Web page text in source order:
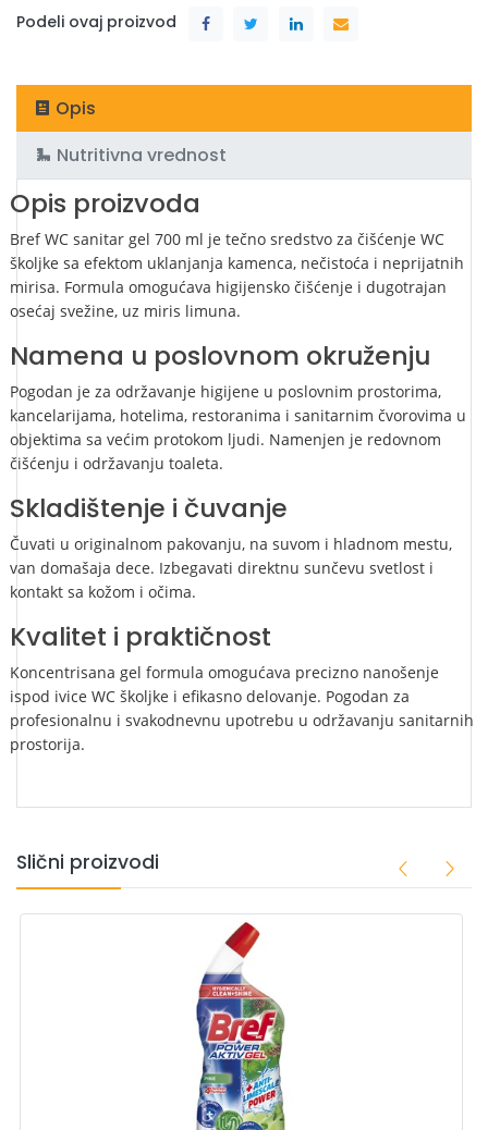
Podeli ovaj proizvod
Opis
Nutritivna vrednost
Opis proizvoda
BrefWC sanitar gel 700 ml je tečno sredstvo za čišćenje WC
školjke sa efektom uklanjanja kamenca, nečistoća i neprijatnih
mirisa. Formula omogućava higijensko čišćenje i dugotrajan
osećaj svežine, uz miris limuna.
Namena u poslovnom okruženju
Pogodan je za održavanje higijene u poslovnim prostorima,
kancelarijama, hotelima, restoranima i sanitarnim čvorovima u
objektima sa većim protokom ljudi. Namenjen je redovnom
čišćenju i održavanju toaleta.
Skladištenje i čuvanje
Čuvati u originalnom pakovanju, na suvom i hladnom mestu,
van domašaja dece. Izbegavati direktnu sunčevu svetlost i
kontakt sa kožom i očima.
Kvalitet i praktičnost
Koncentrisana gel formula omogućava precizno nanošenje
ispod ivice WC školjke i efikasno delovanje. Pogodan za
profesionalnu i svakodnevnu upotrebu u održavanju sanitarnih
prostorija.
Slični proizvodi